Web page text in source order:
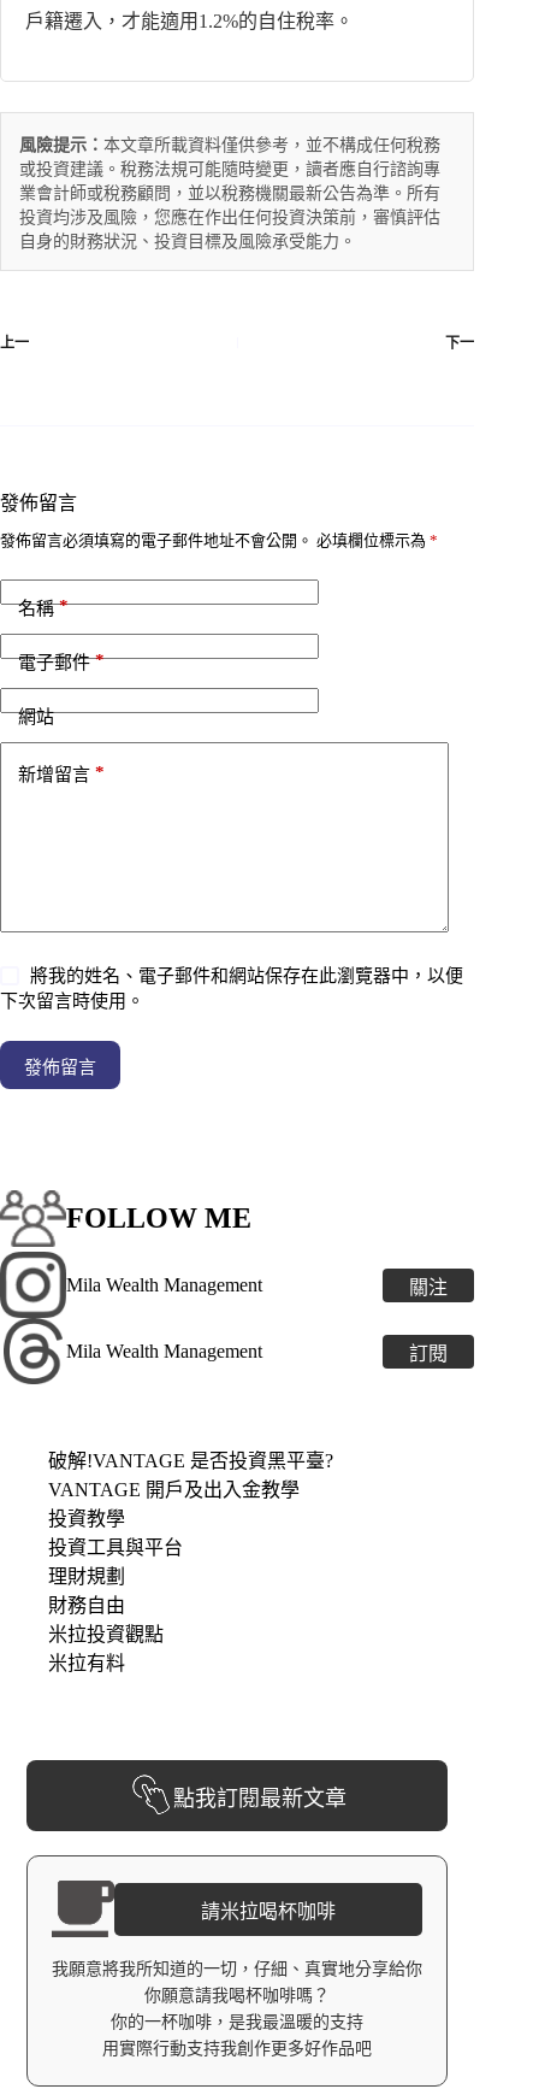
戶籍遷入，才能適用1.2%的自住稅率。
風險提示： 本文章所載資料僅供參考，並不構成任何稅務
或投資建議。稅務法規可能隨時變更，讀者應自行諮詢專
業會計師或稅務顧問，並以稅務機關最新公告為準。所有
投資均涉及風險，您應在作出任何投資決策前，審慎評估
自身的財務狀況、投資目標及風險承受能力。
上一 下一
發佈留言
發佈留言必須填寫的電子郵件地址不會公開。 必填欄位標示為 *
名稱*
電子郵件*
網站
新增留言 *
將我的姓名、電子郵件和網站保存在此瀏覽器中，以便
下次留言時使用。
發佈留言
FOLLOW ME
Mila Wealth Management 關注
Mila Wealth Management 訂閱
破解!VANTAGE 是否投資黑平臺?
VANTAGE 開戶及出入金教學
投資教學
投資工具與平台
理財規劃
財務自由
米拉投資觀點
米拉有料
點我訂閱最新文章
請米拉喝杯咖啡
我願意將我所知道的一切，仔細、真實地分享給你
你願意請我喝杯咖啡嗎？
你的一杯咖啡，是我最溫暖的支持
用實際行動支持我創作更多好作品吧